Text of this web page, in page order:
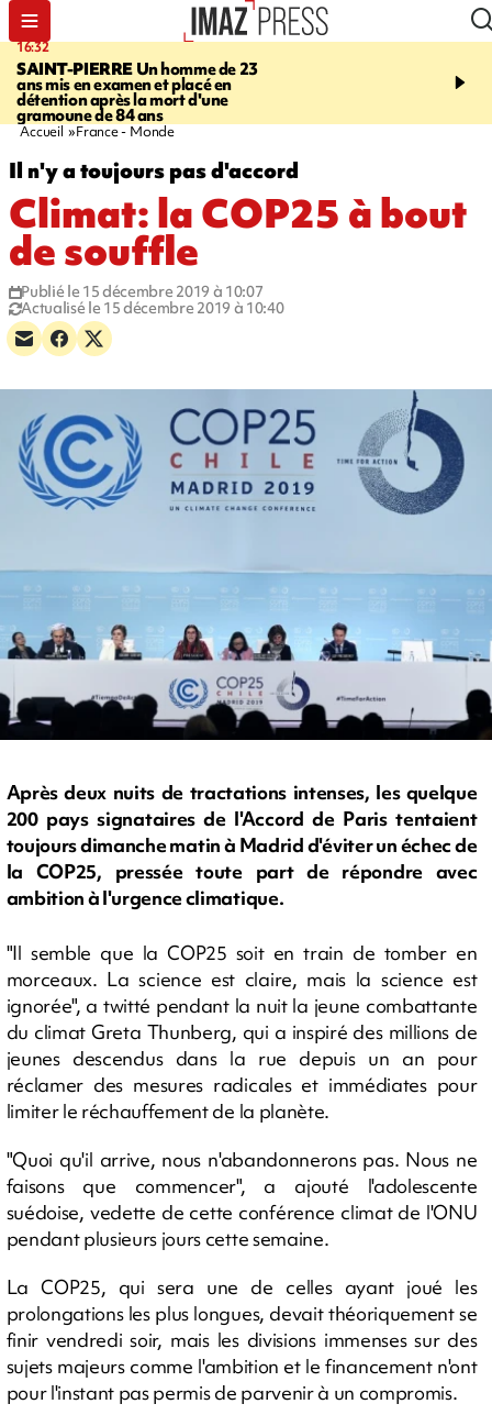
16:32
SAINT-PIERREUn homme de 23
ans mis en examen et placé en
détention après la mort d'une
gramoune de 84 ans
21:08
et Turquie scellent un
Accueil France - Monde
Il n'y a toujours pas d'accord
Climat: la COP25 à bout
de souffle
Publié le 15 décembre 2019 à 10:07
Actualisé le 15 décembre 2019 à 10:40
Après deux nuits de tractations intenses, les quelque
200 pays signataires de l'Accord de Paris tentaient
toujours dimanche matin à Madrid d'éviter un échec de
la COP25, pressée toute part de répondre avec
ambition à l'urgence climatique.
"Il semble que la COP25 soit en train de tomber en
morceaux. La science est claire, mais la science est
ignorée", a twitté pendant la nuit la jeune combattante
du climat Greta Thunberg, qui a inspiré des millions de
jeunes descendus dans la rue depuis un an pour
réclamer des mesures radicales et immédiates pour
limiter le réchauffement de la planète.
"Quoi qu'il arrive, nous n'abandonnerons pas. Nous ne
faisons que commencer", a ajouté l'adolescente
suédoise, vedette de cette conférence climat de l'ONU
pendant plusieurs jours cette semaine.
La COP25, qui sera une de celles ayant joué les
prolongations les plus longues, devait théoriquement se
finir vendredi soir, mais les divisions immenses sur des
sujets majeurs comme l'ambition et le financement n'ont
pour l'instant pas permis de parvenir à un compromis.